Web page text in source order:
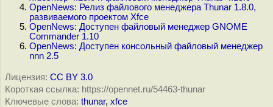
OpenNews: Релиз файлового менеджера Thunar 1.8.0,
развиваемого проектом Xfce
OpenNews: Доступен файловый менеджер GNOME
Commander 1.10
OpenNews: Доступен консольный файловый менеджер
nnn 2.5
Лицензия: CC BY 3.0
Короткая ссылка: https://opennet.ru/54463-thunar
Ключевые слова: thunar, xfce